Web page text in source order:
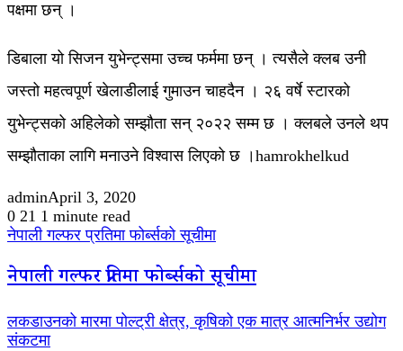
पक्षमा छन् ।
डिबाला यो सिजन युभेन्ट्समा उच्च फर्ममा छन् । त्यसैले क्लब उनी
जस्तो महत्वपूर्ण खेलाडीलाई गुमाउन चाहदैन । २६ वर्षे स्टारको
युभेन्ट्सको अहिलेको सम्झौता सन् २०२२ सम्म छ । क्लबले उनले थप
सम्झौताका लागि मनाउने विश्वास लिएको छ ।hamrokhelkud
adminApril 3, 2020
0 21 1 minute read
नेपाली गल्फर प्रतिमा फोर्ब्सको सूचीमा
नेपाली गल्फर प्रतिमा फोर्ब्सको सूचीमा
लकडाउनको मारमा पोल्ट्री क्षेत्र, कृषिको एक मात्र आत्मनिर्भर उद्योग
संकटमा